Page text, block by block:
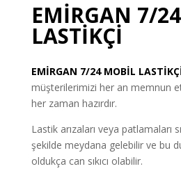
EMİRGAN 7/
LASTİKÇİ
EMİRGAN 7/24 MOBİL
müşterilerimizi her an memnun
her zaman hazırdır.
Lastik arızaları veya patlamaları
şekilde meydana gelebilir ve bu
oldukça can sıkıcı olabilir.